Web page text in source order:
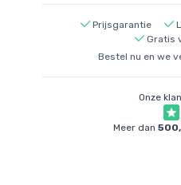
Prijsgarantie
Gratis
Bestel nu en we
Onze
Meer dan